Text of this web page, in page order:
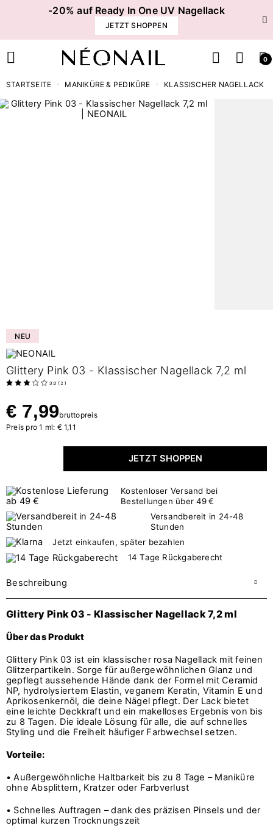
-20% auf Ready In One UV Nagellack
JETZT SHOPPEN
0
STARTSEITE MANIKÜRE & PEDIKÜRE KLASSISCHER NAGELLACK
NEU
Glittery Pink 03 - Klassischer Nagellack 7,2 ml
3.0 ( 2 )
€ 7,99bruttopreis
Preis pro 1 ml: € 1,11
JETZT SHOPPEN
Kostenloser Versand bei
Bestellungen über 49 €
Versandbereit in 24-48
Stunden
Jetzt einkaufen, später bezahlen
14 Tage Rückgaberecht
Beschreibung
Glittery Pink 03 - Klassischer Nagellack 7,2 ml
Über das Produkt
Glittery Pink 03 ist ein klassischer rosa Nagellack mit feinen
Glitzerpartikeln. Sorge für außergewöhnlichen Glanz und
gepflegt aussehende Hände dank der Formel mit Ceramid
NP, hydrolysiertem Elastin, veganem Keratin, Vitamin E und
Aprikosenkernöl, die deine Nägel pflegt. Der Lack bietet
eine leichte Deckkraft und ein makelloses Ergebnis von bis
zu 8 Tagen. Die ideale Lösung für alle, die auf schnelles
Styling und die Freiheit häufiger Farbwechsel setzen.
Vorteile:
• Außergewöhnliche Haltbarkeit bis zu 8 Tage – Maniküre
ohne Absplittern, Kratzer oder Farbverlust
• Schnelles Auftragen – dank des präzisen Pinsels und der
optimal kurzen Trocknungszeit